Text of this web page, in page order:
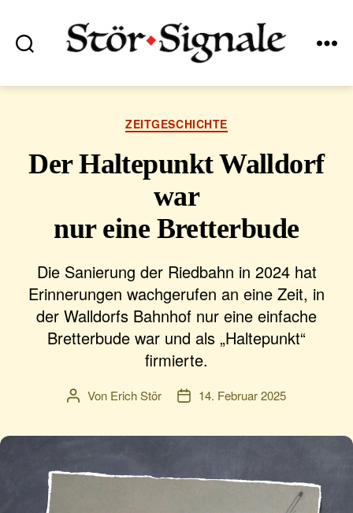
Kategorien
ZEITGESCHICHTE
Der Haltepunkt Walldorf
war
nur eine Bretterbude
Die Sanierung der Riedbahn in 2024 hat
Erinnerungen wachgerufen an eine Zeit, in
der Walldorfs Bahnhof nur eine einfache
Bretterbude war und als „Haltepunkt“
firmierte.
Beitragsautor
Von Erich Stör Veröffentlichungsdatum
14. Februar 2025